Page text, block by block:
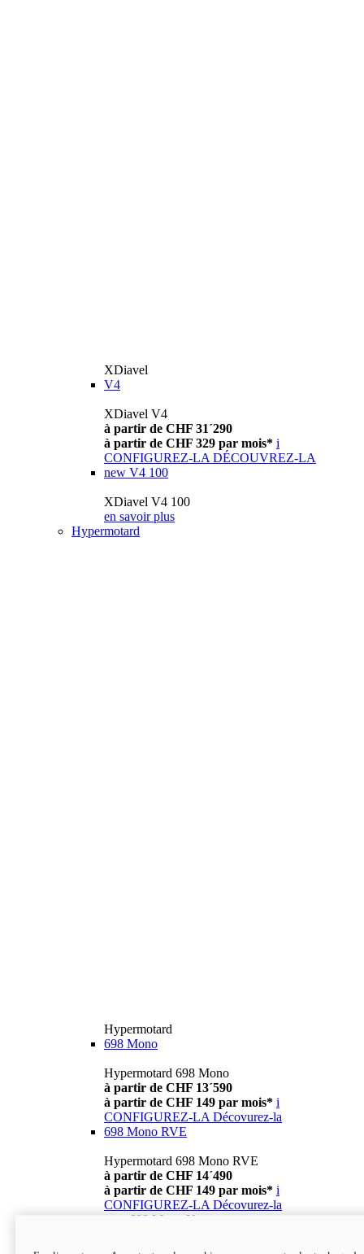
XDiavel
V4
XDiavel V4
à partir de CHF 31´290
à partir de CHF 329 par mois* i
CONFIGUREZ-LA DÉCOUVREZ-LA
new V4 100
XDiavel V4 100
en savoir plus
Hypermotard
Hypermotard
698 Mono
Hypermotard 698 Mono
à partir de CHF 13´590
à partir de CHF 149 par mois* i
CONFIGUREZ-LA Décovurez-la
698 Mono RVE
Hypermotard 698 Mono RVE
à partir de CHF 14´490
à partir de CHF 149 par mois* i
CONFIGUREZ-LA Décovurez-la
698 Mono Nera
Hypermotard 698 Mono Nera